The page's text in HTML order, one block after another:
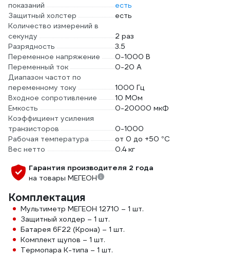
показаний
есть
Защитный холстер
есть
Количество измерений в
секунду
2 раз
Разрядность
3.5
Переменное напряжение
0-1000 В
Переменный ток
0-20 А
Диапазон частот по
переменному току
1000 Гц
Входное сопротивление
10 МОм
Емкость
0-20000 мкФ
Коэффициент усиления
транзисторов
0-1000
Рабочая температура
от 0 до +50 °С
Вес нетто
0.4 кг
Гарантия производителя 2 года
на товары МЕГЕОН
Комплектация
Мультиметр МЕГЕОН 12710 – 1 шт.
Защитный холдер – 1 шт.
Батарея 6F22 (Крона) – 1 шт.
Комплект щупов – 1 шт.
Термопара К-типа – 1 шт.